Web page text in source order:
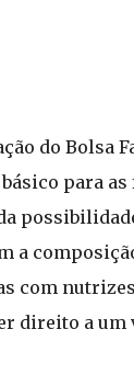
do Bolsa
para
a
com
direito a um